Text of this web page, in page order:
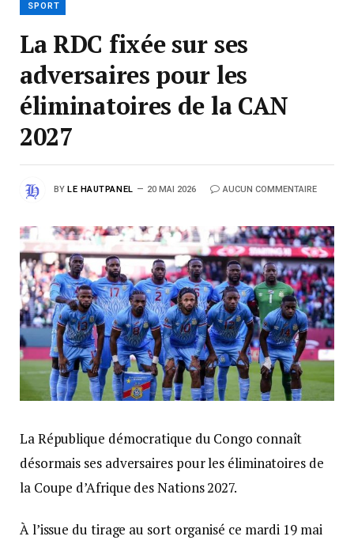
SPORT
La RDC fixée sur ses
adversaires pour les
éliminatoires de la CAN
2027
BY LE HAUTPANEL 20 MAI 2026 AUCUN COMMENTAIRE
La République démocratique du Congo connaît
désormais ses adversaires pour les éliminatoires de
la Coupe d’Afrique des Nations 2027.
À l’issue du tirage au sort organisé ce mardi 19 mai